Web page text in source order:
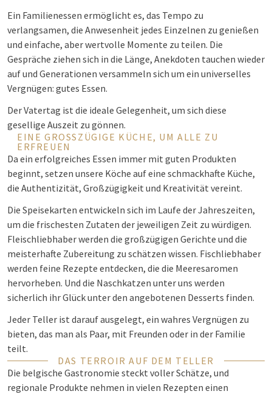
Ein Familienessen ermöglicht es, das Tempo zu
verlangsamen, die Anwesenheit jedes Einzelnen zu genießen
und einfache, aber wertvolle Momente zu teilen. Die
Gespräche ziehen sich in die Länge, Anekdoten tauchen wieder
auf und Generationen versammeln sich um ein universelles
Vergnügen: gutes Essen.
Der Vatertag ist die ideale Gelegenheit, um sich diese
gesellige Auszeit zu gönnen.
EINE GROSSZÜGIGE KÜCHE, UM ALLE ZU E
RFREUEN
Da ein erfolgreiches Essen immer mit guten Produkten
beginnt, setzen unsere Köche auf eine schmackhafte Küche,
die Authentizität, Großzügigkeit und Kreativität vereint.
Die Speisekarten entwickeln sich im Laufe der Jahreszeiten,
um die frischesten Zutaten der jeweiligen Zeit zu würdigen.
Fleischliebhaber werden die großzügigen Gerichte und die
meisterhafte Zubereitung zu schätzen wissen. Fischliebhaber
werden feine Rezepte entdecken, die die Meeresaromen
hervorheben. Und die Naschkatzen unter uns werden
sicherlich ihr Glück unter den angebotenen Desserts finden.
Jeder Teller ist darauf ausgelegt, ein wahres Vergnügen zu
bieten, das man als Paar, mit Freunden oder in der Familie
teilt.
DAS TERROIR AUF DEM TELLER
Die belgische Gastronomie steckt voller Schätze, und
regionale Produkte nehmen in vielen Rezepten einen